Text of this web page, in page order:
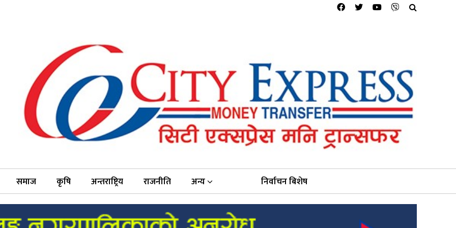
समाज कृषि अन्तराष्ट्रिय राजनीति अन्य निर्वाचन बिशेष